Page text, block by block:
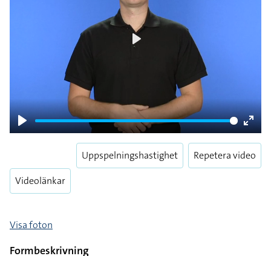
Play
Enter
Videolänkar
Uppspelningshastighet Repetera video
Visa foton
Formbeskrivning